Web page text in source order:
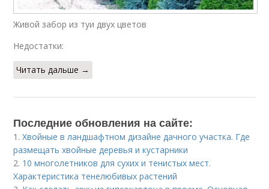
Живой забор из туи двух цветов
Недостатки:
Читать дальше →
Последние обновления на сайте:
1.Хвойные в ландшафтном дизайне дачного участка. Где
размещать хвойные деревья и кустарники
2. 10 многолетников для сухих и тенистых мест.
Характеристика тенелюбивых растений